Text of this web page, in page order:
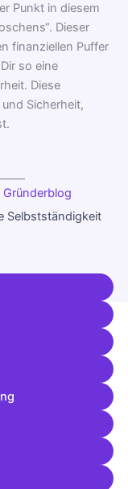
Punkt in diesem
Dieser
finanziellen Puffer
so eine
Diese
Sicherheit,
Selbstständigkeit